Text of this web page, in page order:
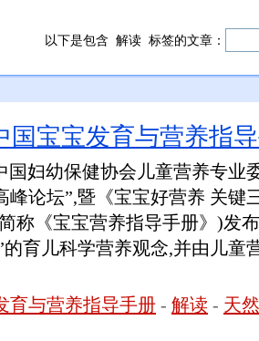
以下是包含 解读 标签的文章：
国宝宝发育与营养指
国妇幼保健协会儿童营养专业
峰论坛”,暨《宝宝好营养 关
称《宝宝营养指导手册》)发
育儿科学营养观念,并由儿童
育与营养指导手册 - 解读 - 天